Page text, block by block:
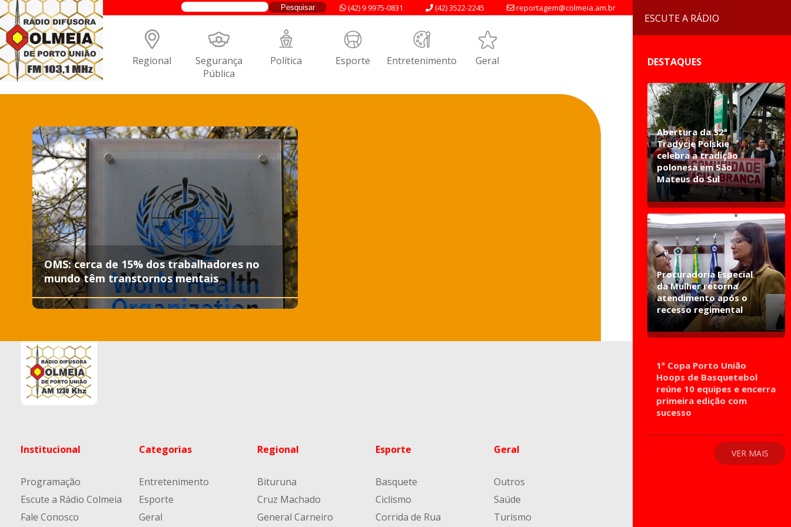
reportagem@colmeia.am.br
(42) 3522-2245
(42) 9 9975-0831
Regional Segurança
Pública
Política Esporte Entretenimento Geral
OMS: cerca de 15% dos trabalhadores no
mundo têm transtornos mentais
Institucional
Programação
Escute a Rádio Colmeia
Fale Conosco
Categorias
Entretenimento
Esporte
Geral
Regional
Bituruna
Cruz Machado
General Carneiro
Esporte
Basquete
Ciclismo
Corrida de Rua
Geral
Outros
Saúde
Turismo
ESCUTE A RÁDIO
DESTAQUES
Abertura da 32ª
Tradycje Polskie
celebra a tradição
polonesa em São
Mateus do Sul
Procuradoria Especial
da Mulher retorna
atendimento após o
recesso regimental
1ª Copa Porto União
Hoops de Basquetebol
reúne 10 equipes e encerra
primeira edição com
sucesso
VER MAIS